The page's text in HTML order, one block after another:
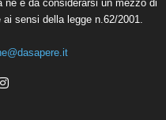
né è da considerarsi un mezzo di
sensi della legge n.62/2001.